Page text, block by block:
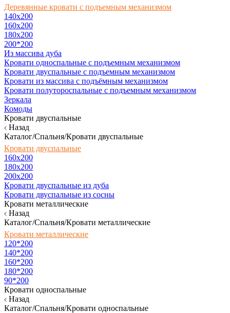
Деревянные кровати с подъемным механизмом
140x200
160х200
180х200
200*200
Из массива дуба
Кровати односпальные с подъемным механизмом
Кровати двуспальные с подъемным механизмом
Кровати из массива с подъёмным механизмом
Кровати полутороспальные с подъемным механизмом
Зеркала
Комоды
Кровати двуспальные
Назад
Каталог/Спальня/Кровати двуспальные
Кровати двуспальные
160х200
180x200
200x200
Кровати двуспальные из дуба
Кровати двуспальные из сосны
Кровати металлические
Назад
Каталог/Спальня/Кровати металлические
Кровати металлические
120*200
140*200
160*200
180*200
90*200
Кровати односпальные
Назад
Каталог/Спальня/Кровати односпальные